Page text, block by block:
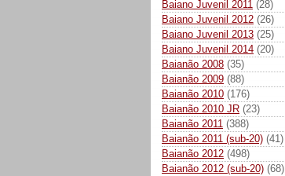
Baiano Juvenil 2011 (28)
Baiano Juvenil 2012 (26)
Baiano Juvenil 2013 (25)
Baiano Juvenil 2014 (20)
Baianão 2008 (35)
Baianão 2009 (88)
Baianão 2010 (176)
Baianão 2010 JR (23)
Baianão 2011 (388)
Baianão 2011 (sub-20) (41)
Baianão 2012 (498)
Baianão 2012 (sub-20) (68)